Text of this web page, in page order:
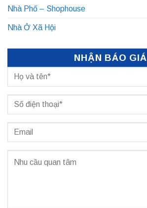
Nhà Phố – Shophouse
Nhà Ở Xã Hội
NHẬN BÁO GIÁ